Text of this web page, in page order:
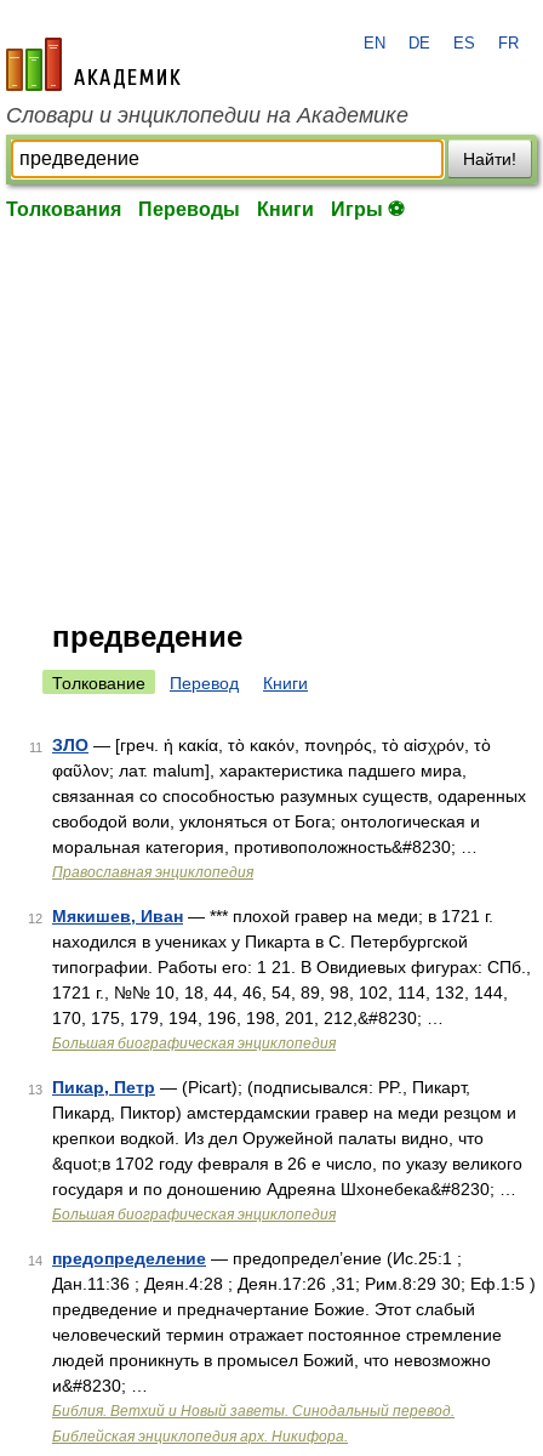
academic.ru
EN DE ES FR
Словари и энциклопедии на Академике
Найти!
Толкования Переводы Книги Игры ⚽
предведение
Толкование Перевод Книги
11 ЗЛО — [греч. ἡ κακία, τὸ κακόν, πονηρός, τὸ αἰσχρόν, τὸ
φαῦλον; лат. malum], характеристика падшего мира,
связанная со способностью разумных существ, одаренных
свободой воли, уклоняться от Бога; онтологическая и
моральная категория, противоположность&#8230; …
Православная энциклопедия
12 Мякишев, Иван — *** плохой гравер на меди; в 1721 г.
находился в учениках y Пикарта в С. Петербургской
типографии. Работы его: 1 21. В Овидиевых фигурах: СПб.,
1721 г., №№ 10, 18, 44, 46, 54, 89, 98, 102, 114, 132, 144,
170, 175, 179, 194, 196, 198, 201, 212,&#8230; …
Большая биографическая энциклопедия
13 Пикар, Петр — (Picart); (подписывался: PP., Пикарт,
Пикард, Пиктор) амстердамскии гравер на меди резцом и
крепкои водкой. Из дел Оружейной палаты видно, что
&quot;в 1702 году февраля в 26 е число, по указу великого
государя и по доношению Адреяна Шхонебека&#8230; …
Большая биографическая энциклопедия
14 предопределение — предопредел’ение (Ис.25:1 ;
Дан.11:36 ; Деян.4:28 ; Деян.17:26 ,31; Рим.8:29 30; Еф.1:5 )
предведение и предначертание Божие. Этот слабый
человеческий термин отражает постоянное стремление
людей проникнуть в промысел Божий, что невозможно
и&#8230; …
Библия. Ветхий и Новый заветы. Синодальный перевод.
Библейская энциклопедия арх. Никифора.